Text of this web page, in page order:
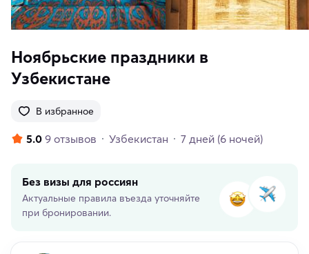
Ноябрьские праздники в
Узбекистане
В избранное
5.0 9 отзывов Узбекистан 7 дней (6 ночей)
Без визы для россиян
Актуальные правила въезда уточняйте
при бронировании.